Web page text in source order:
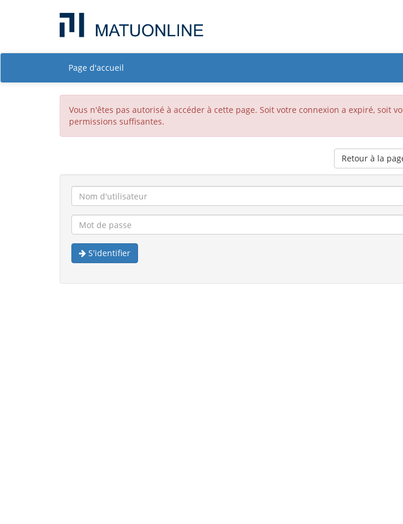
Page d'accueil
Vous n'êtes pas autorisé à accéder à cette page. Soit votre connexion a expiré, soit
permissions suffisantes.
Retour à la
S'identifier